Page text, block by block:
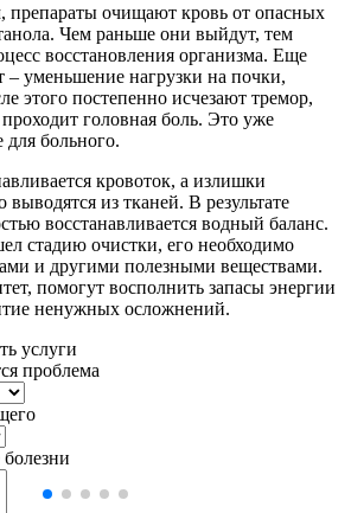
препараты очищают кровь от опасных
Чем раньше они выйдут, тем
восстановления организма. Еще
уменьшение нагрузки на почки,
этого постепенно исчезают тремор,
головная боль. Это уже
для больного.
кровоток, а излишки
из тканей. В результате
восстанавливается водный баланс.
стадию очистки, его необходимо
и другими полезными веществами.
помогут восполнить запасы энергии
ненужных осложнений.
услуги
проблема